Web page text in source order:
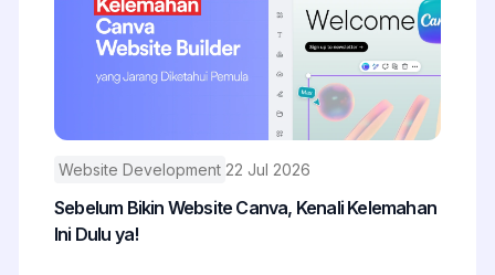
Website Development 22 Jul 2026
Sebelum Bikin Website Canva, Kenali Kelemahan
Ini Dulu ya!